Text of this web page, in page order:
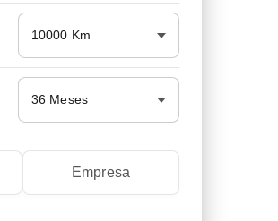
10000 Km
36 Meses
Empresa